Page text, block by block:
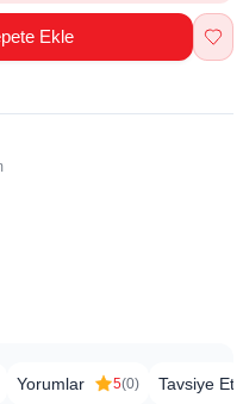
Ekle
Yorumlar 5(0) Tavsiye Et